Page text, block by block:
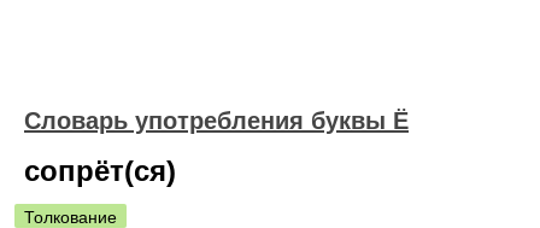
Словарь употребления буквы Ё
сопрёт(ся)
Толкование